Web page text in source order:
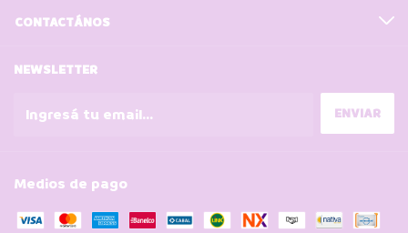
CONTACTÁNOS
NEWSLETTER
Medios de pago